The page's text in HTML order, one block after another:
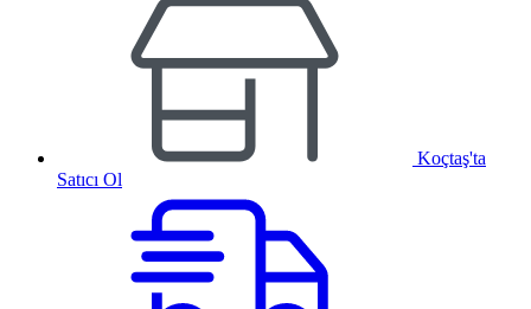
Koçtaş'ta
Satıcı Ol